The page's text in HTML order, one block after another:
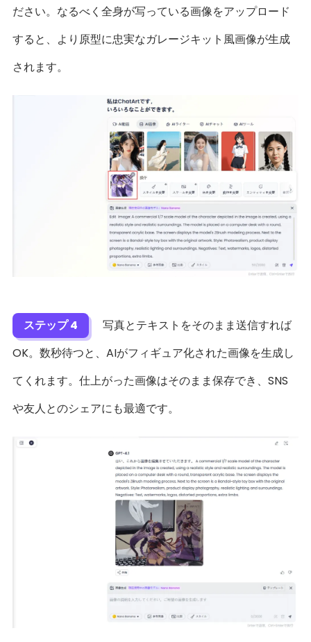
ださい。なるべく全身が写っている画像をアップロード
すると、より原型に忠実なガレージキット風画像が生成
されます。
ステップ 4
写真とテキストをそのまま送信すれば
OK。数秒待つと、AIがフィギュア化された画像を生成し
てくれます。仕上がった画像はそのまま保存でき、SNS
や友人とのシェアにも最適です。